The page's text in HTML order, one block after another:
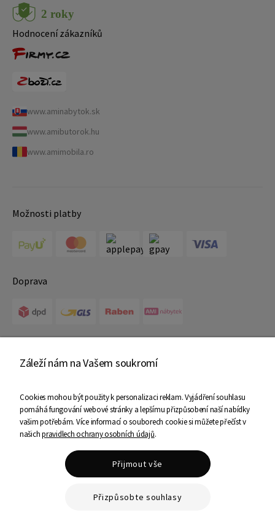
Hodnocení zákazníků
www.aminabytok.sk
www.amibutorok.hu
www.amimobila.ro
Možnosti platby
Doprava
Shoper Premium
Záleží nám na Vašem soukromí
Cookies mohou být použity k personalizaci reklam. Vyjádření souhlasu
pomáhá fungování webové stránky a lepšímu přizpůsobení naší nabídky
vašim potřebám. Více informací o souborech cookie si můžete přečíst v
našichpravidlech ochrany osobních údajů.
Přizpůsobte souhlasy
Přijmout vše